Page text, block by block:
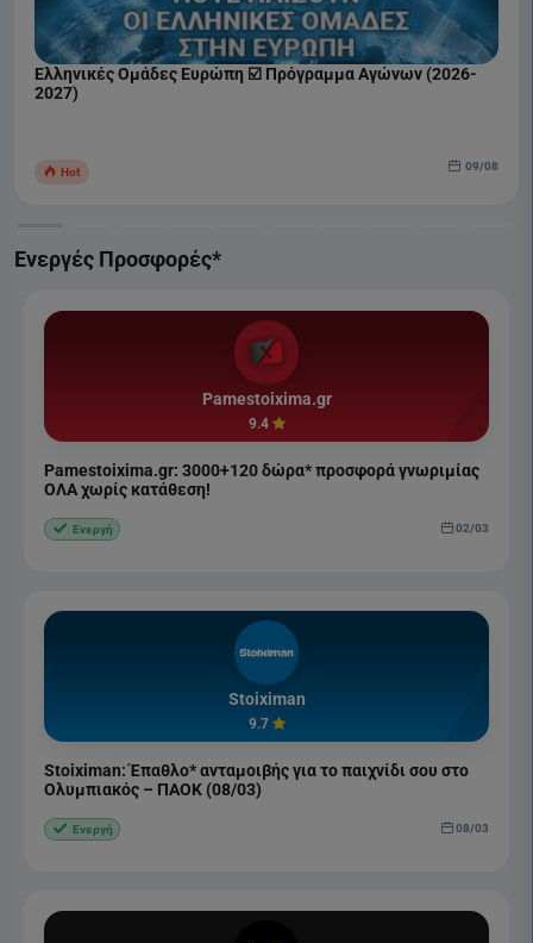
Ελληνικές Ομάδες Ευρώπη ☑️ Πρόγραμμα Αγώνων (2026-
2027)
Hot 09/08
Ενεργές Προσφορές*
Pamestoixima.gr
9.4
Pamestoixima.gr: 3000+120 δώρα* προσφορά γνωριμίας
ΟΛΑ χωρίς κατάθεση!
Ενεργή 02/03
Stoiximan
9.7
Stoiximan: Έπαθλο* ανταμοιβής για το παιχνίδι σου στο
Ολυμπιακός – ΠΑΟΚ (08/03)
Ενεργή 08/03